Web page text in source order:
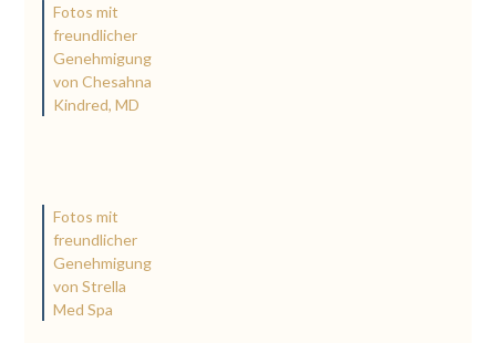
Fotos mit
freundlicher
Genehmigung
von Chesahna
Kindred, MD
Fotos mit
freundlicher
Genehmigung
von Strella
Med Spa